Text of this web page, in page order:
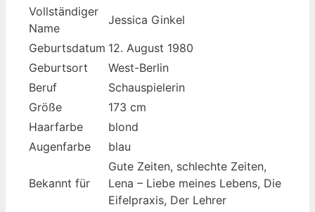
Vollständiger
Name
Jessica Ginkel
Geburtsdatum 12. August 1980
Geburtsort
West-Berlin
Beruf
Schauspielerin
Größe
173 cm
Haarfarbe
blond
Augenfarbe
blau
Bekannt für
Gute Zeiten, schlechte Zeiten,
Lena – Liebe meines Lebens, Die
Eifelpraxis, Der Lehrer